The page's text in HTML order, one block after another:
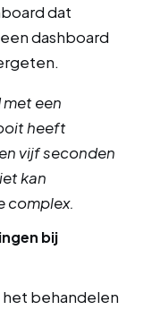
dat
dashboard
een
heeft
vijf seconden
kan
complex.
bij
behandelen